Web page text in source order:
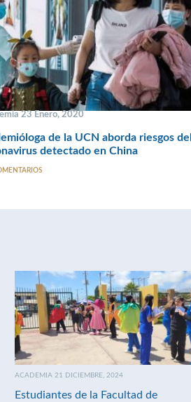
23 Enero, 2020
de la UCN aborda riesgos del
detectado en China
ACADEMIA 21 DICIEMBRE, 2024
Estudiantes de la Facultad de